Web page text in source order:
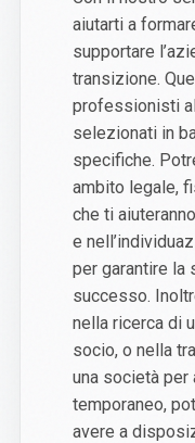
aiutarti a
supportare
transizione.
professionisti
selezionati in
specifiche.
ambito legale,
che ti
e
per garantire la
successo.
nella ricerca di
socio, o nella
una società per
temporaneo,
avere a